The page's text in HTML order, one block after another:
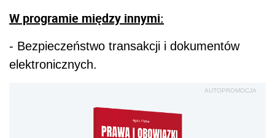
W programie między innymi:
- Bezpieczeństwo transakcji i dokumentów
elektronicznych.
AUTOPROMOCJA